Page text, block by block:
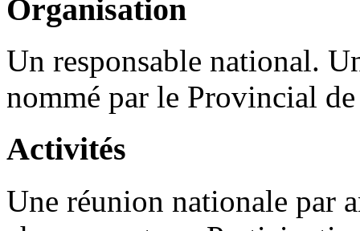
Organisation
Un responsable national.
nommé par le Provincial
Activités
Une réunion nationale par